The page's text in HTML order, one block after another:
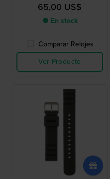
65,00 US$
● En stock
Comparar Relojes
Ver Producto